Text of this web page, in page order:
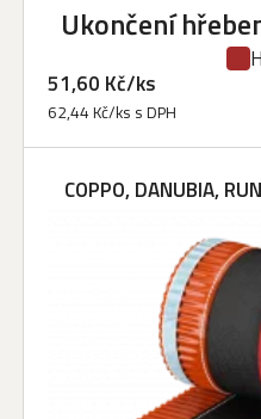
Ukončení
51,60 Kč/ks
62,44 Kč/ks s DPH
COPPO, DANUBIA,